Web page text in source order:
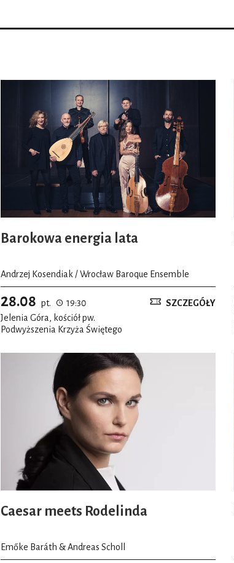
Barokowa energia lata
Andrzej Kosendiak / Wrocław Baroque Ensemble
28.08 pt.
19:30
Jelenia Góra, kościół pw.
Podwyższenia Krzyża Świętego
SZCZEGÓŁY
Caesar meets Rodelinda
Emőke Baráth & Andreas Scholl